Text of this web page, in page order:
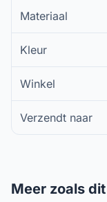
Materiaal
Kleur
Winkel
Verzendt naar
Meer zoals dit